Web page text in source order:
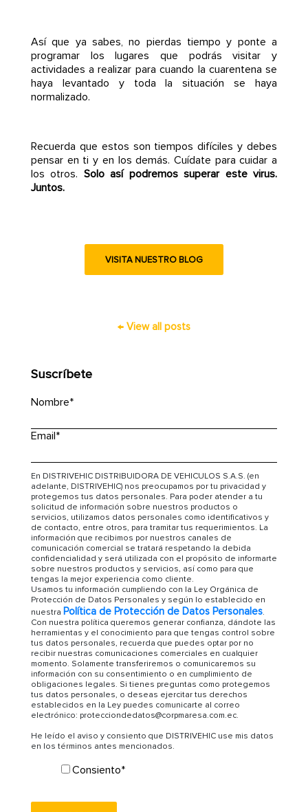
Así que ya sabes, no pierdas tiempo y ponte a
programar los lugares que podrás visitar y
actividades a realizar para cuando la cuarentena se
haya levantado y toda la situación se haya
normalizado.
Recuerda que estos son tiempos difíciles y debes
pensar en ti y en los demás. Cuídate para cuidar a
los otros. Solo así podremos superar este virus.
Juntos.
VISITA NUESTRO BLOG
← View all posts
Suscríbete
Nombre*
Email*
En DISTRIVEHIC DISTRIBUIDORA DE VEHICULOS S.A.S. (en
adelante, DISTRIVEHIC) nos preocupamos por tu privacidad y
protegemos tus datos personales. Para poder atender a tu
solicitud de información sobre nuestros productos o
servicios, utilizamos datos personales como identificativos y
de contacto, entre otros, para tramitar tus requerimientos. La
información que recibimos por nuestros canales de
comunicación comercial se tratará respetando la debida
confidencialidad y será utilizada con el propósito de informarte
sobre nuestros productos y servicios, así como para que
tengas la mejor experiencia como cliente.
Usamos tu información cumpliendo con la Ley Orgánica de
Protección de Datos Personales y según lo establecido en
nuestra Política de Protección de Datos Personales.
Con nuestra política queremos generar confianza, dándote las
herramientas y el conocimiento para que tengas control sobre
tus datos personales, recuerda que puedes optar por no
recibir nuestras comunicaciones comerciales en cualquier
momento. Solamente transferiremos o comunicaremos su
información con su consentimiento o en cumplimiento de
obligaciones legales. Si tienes preguntas como protegemos
tus datos personales, o deseas ejercitar tus derechos
establecidos en la Ley puedes comunicarte al correo
electrónico: protecciondedatos@corpmaresa.com.ec.
He leído el aviso y consiento que DISTRIVEHIC use mis datos
en los términos antes mencionados.
Consiento*